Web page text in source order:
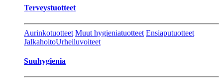
Terveystuotteet
Aurinkotuotteet Muut hygieniatuotteet Ensiaputuotteet
JalkahoitoUrheiluvoiteet
Suuhygienia